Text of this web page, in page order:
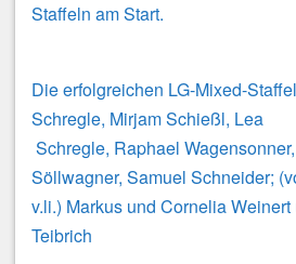
Staffeln am Start.
Die erfolgreichen LG-Mixed-
Schregle, Mirjam Schießl, Lea
Schregle, Raphael
Söllwagner, Samuel Schneider;
v.li.) Markus und Cornelia
Teibrich